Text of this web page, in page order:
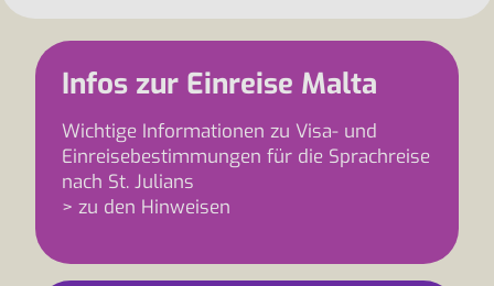
Infos zur Einreise Malta
Wichtige Informationen zu Visa- und
Einreisebestimmungen für die Sprachreise
nach St. Julians
> zu den Hinweisen